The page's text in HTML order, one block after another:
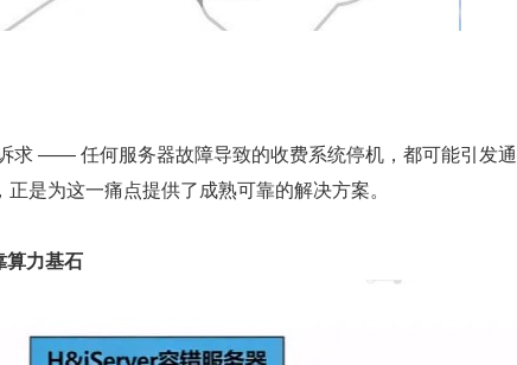
求 —— 任何服务器故障导致的收费系统停机，都可能引发
是为这一痛点提供了成熟可靠的解决方案。
算力基石